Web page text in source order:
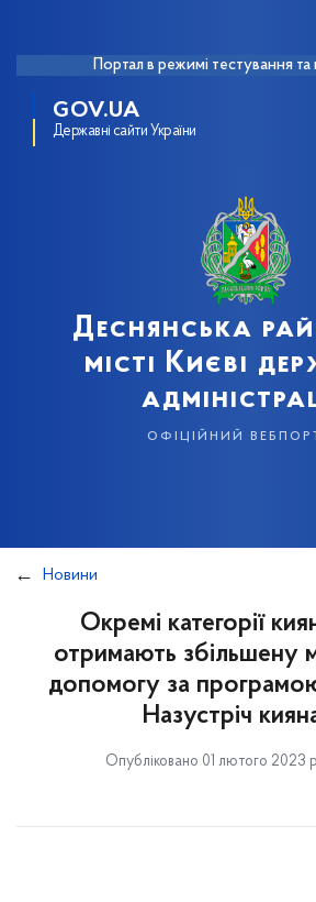
Портал в режимі тестування
GOV.UA
Державні сайти України
Деснянська
місті Києві
офіційний
Новини
Окремі категорії
отримають збільшену
допомогу за
Назустріч
Опубліковано 01 лютого 2023